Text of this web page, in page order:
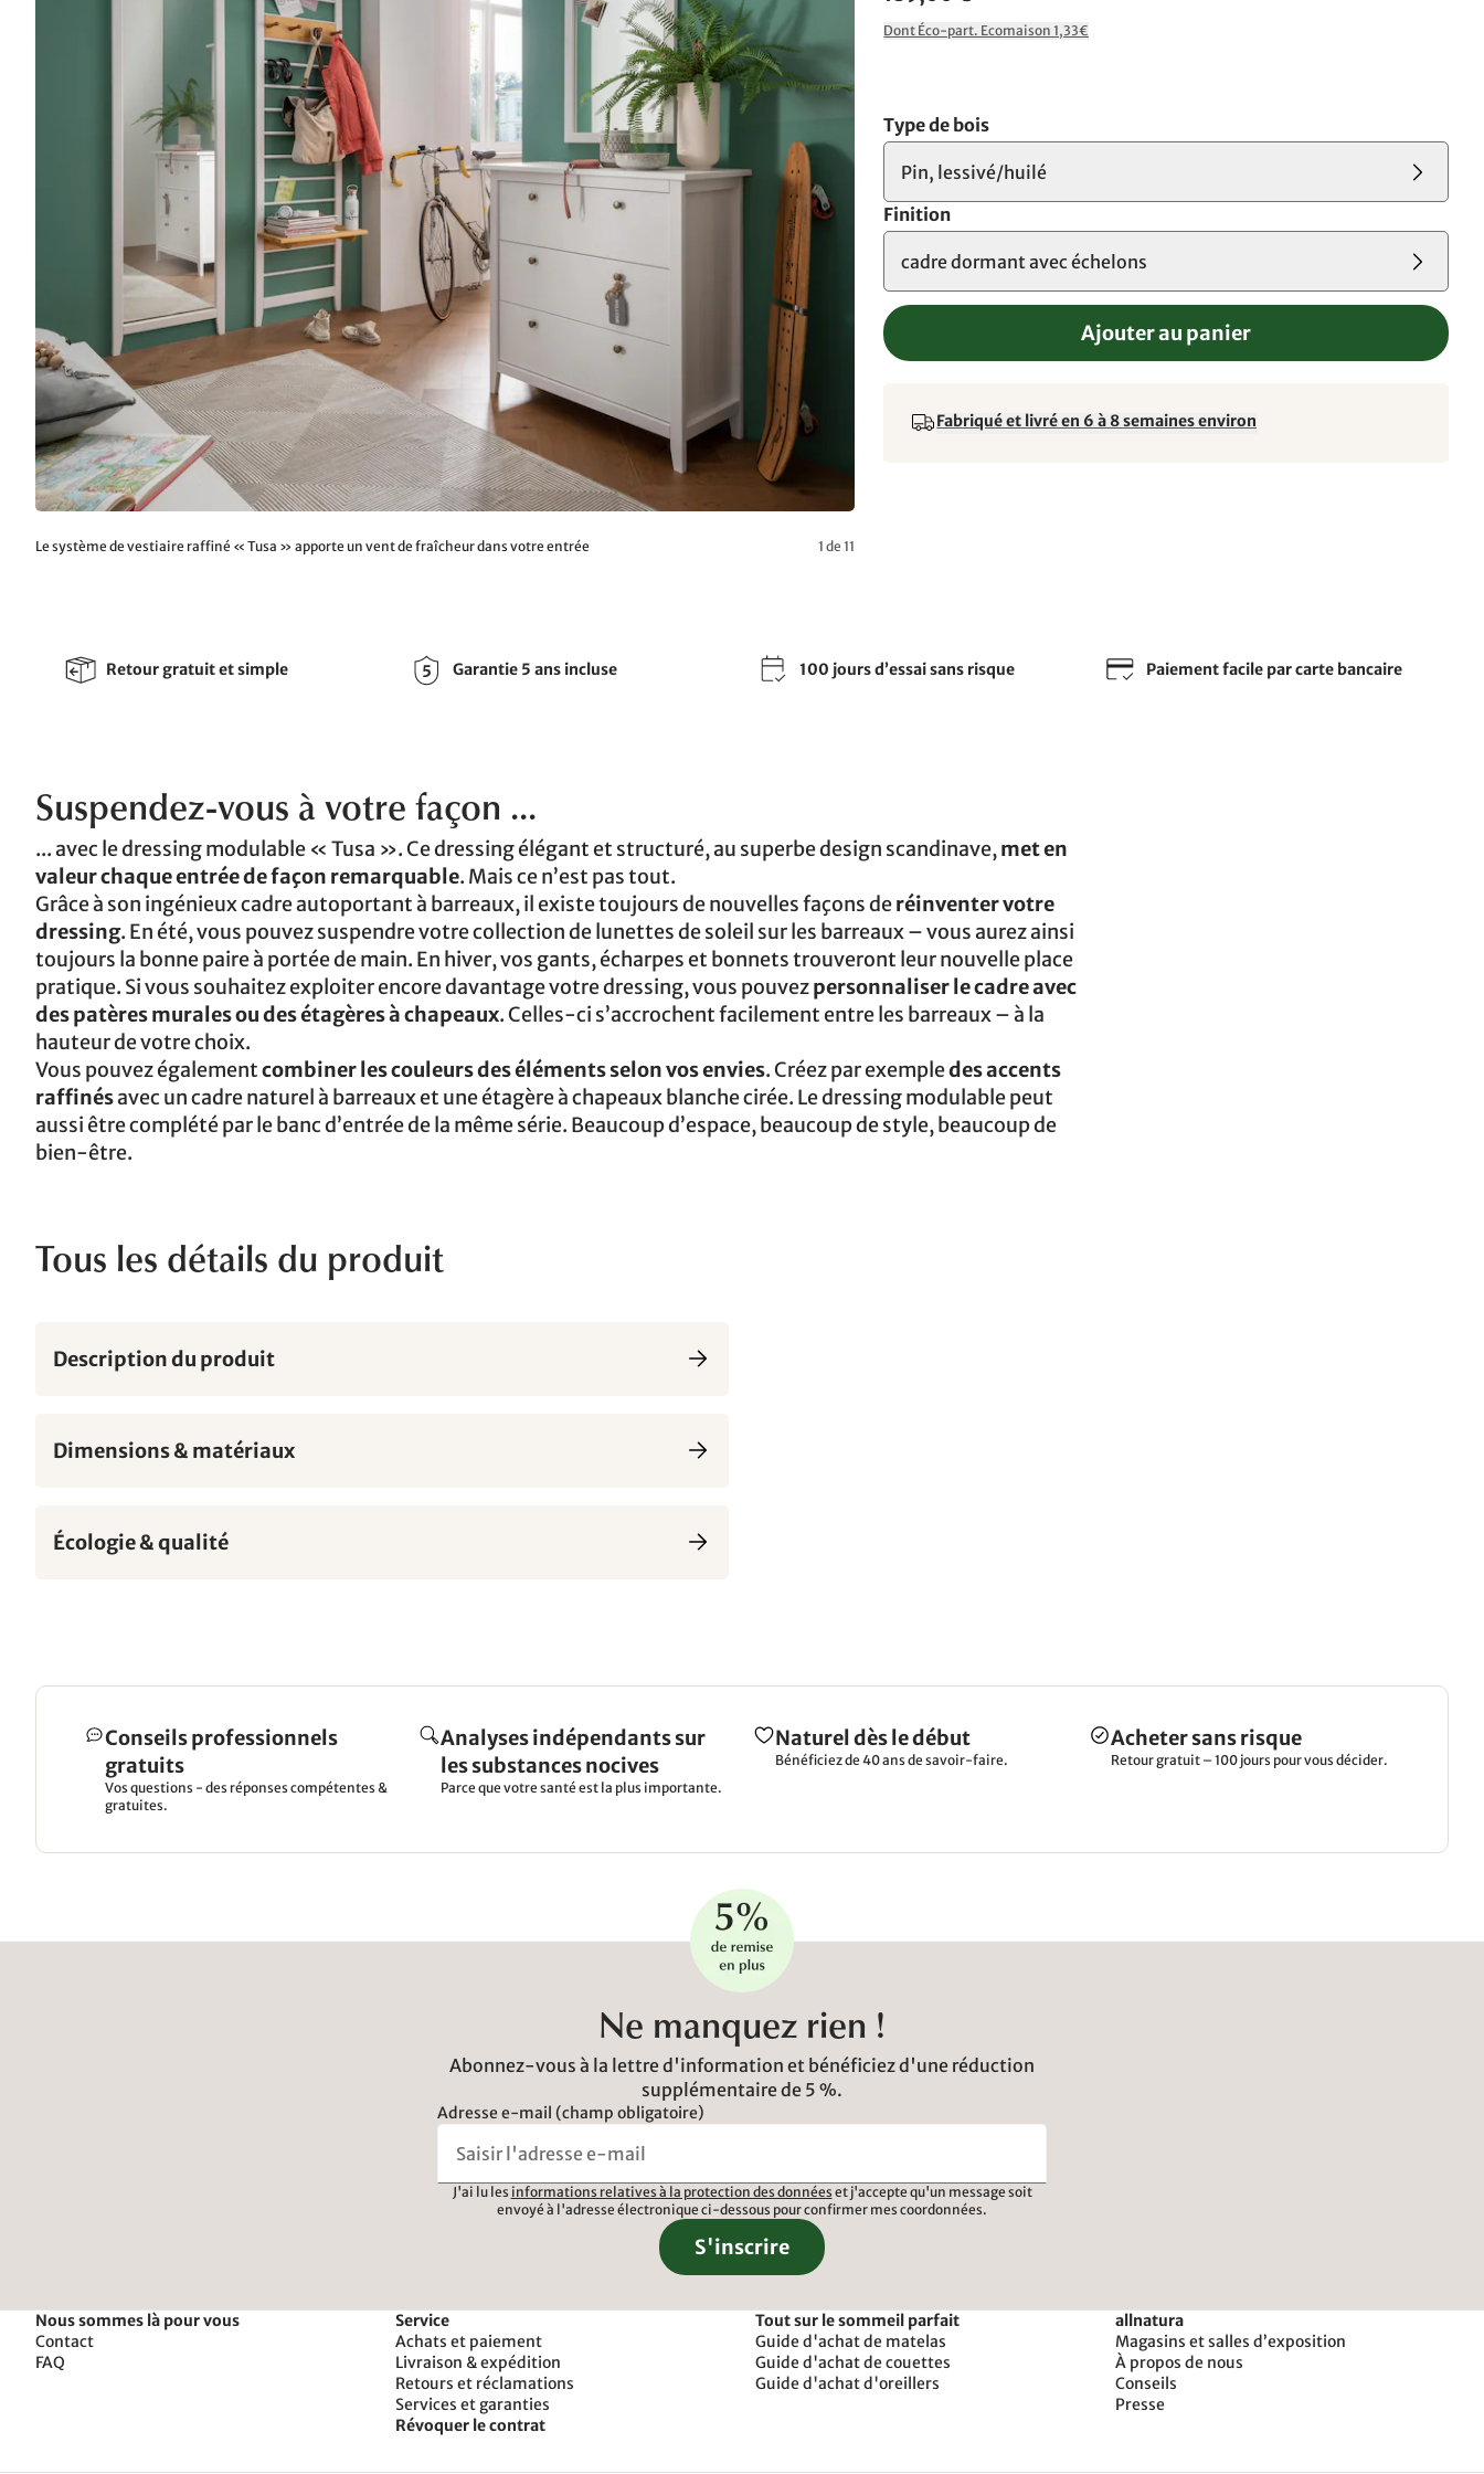
Le système de vestiaire raffiné « Tusa » apporte un vent de fraîcheur dans votre entrée 1 de 11
Dont Éco-part. Ecomaison 1,33€
Type de bois
Pin, lessivé/huilé
Finition
cadre dormant avec échelons
Ajouter au panier
Fabriqué et livré en 6 à 8 semaines environ
Retour gratuit et simple Garantie 5 ans incluse 100 jours d’essai sans risque Paiement facile par carte bancaire
Suspendez-vous à votre façon ...
... avec le dressing modulable « Tusa ». Ce dressing élégant et structuré, au superbe design scandinave,met en
valeur chaque entrée de façon remarquable. Mais ce n’est pas tout.
Grâce à son ingénieux cadre autoportant à barreaux, il existe toujours de nouvelles façons deréinventer votre
dressing. En été, vous pouvez suspendre votre collection de lunettes de soleil sur les barreaux – vous aurez ainsi
toujours la bonne paire à portée de main. En hiver, vos gants, écharpes et bonnets trouveront leur nouvelle place
pratique. Si vous souhaitez exploiter encore davantage votre dressing, vous pouvezpersonnaliser le cadre avec
des patères murales ou des étagères à chapeaux. Celles-ci s’accrochent facilement entre les barreaux – à la
hauteur de votre choix.
Vous pouvez égalementcombiner les couleurs des éléments selon vos envies. Créez par exempledes accents
raffinésavec un cadre naturel à barreaux et une étagère à chapeaux blanche cirée. Le dressing modulable peut
aussi être complété par le banc d’entrée de la même série. Beaucoup d’espace, beaucoup de style, beaucoup de
bien-être.
Tous les détails du produit
Description du produit
Dimensions & matériaux
Écologie & qualité
Conseils professionnels
gratuits
Vos questions - des réponses compétentes &
gratuites.
Analyses indépendants sur
les substances nocives
Parce que votre santé est la plus importante.
Naturel dès le début
Bénéficiez de 40 ans de savoir-faire.
Acheter sans risque
Retour gratuit – 100 jours pour vous décider.
Ne manquez rien !
Abonnez-vous à la lettre d'information et bénéficiez d'une réduction
supplémentaire de 5 %.
Adresse e-mail (champ obligatoire)
J'ai lu les informations relatives à la protection des données et j'accepte qu'un message soit
envoyé à l'adresse électronique ci-dessous pour confirmer mes coordonnées.
S'inscrire
Nous sommes là pour vous
Contact
FAQ
Service
Achats et paiement
Livraison & expédition
Retours et réclamations
Services et garanties
Révoquer le contrat
Tout sur le sommeil parfait
Guide d'achat de matelas
Guide d'achat de couettes
Guide d'achat d'oreillers
allnatura
Magasins et salles d’exposition
À propos de nous
Conseils
Presse